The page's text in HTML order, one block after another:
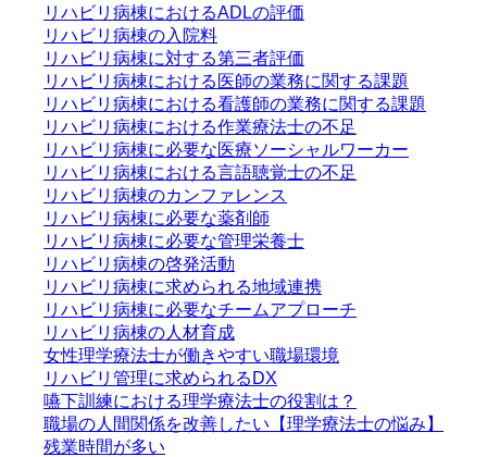
リハビリ病棟におけるADLの評価
リハビリ病棟の入院料
リハビリ病棟に対する第三者評価
リハビリ病棟における医師の業務に関する課題
リハビリ病棟における看護師の業務に関する課題
リハビリ病棟における作業療法士の不足
リハビリ病棟に必要な医療ソーシャルワーカー
リハビリ病棟における言語聴覚士の不足
リハビリ病棟のカンファレンス
リハビリ病棟に必要な薬剤師
リハビリ病棟に必要な管理栄養士
リハビリ病棟の啓発活動
リハビリ病棟に求められる地域連携
リハビリ病棟に必要なチームアプローチ
リハビリ病棟の人材育成
女性理学療法士が働きやすい職場環境
リハビリ管理に求められるDX
嚥下訓練における理学療法士の役割は？
職場の人間関係を改善したい【理学療法士の悩み】
残業時間が多い